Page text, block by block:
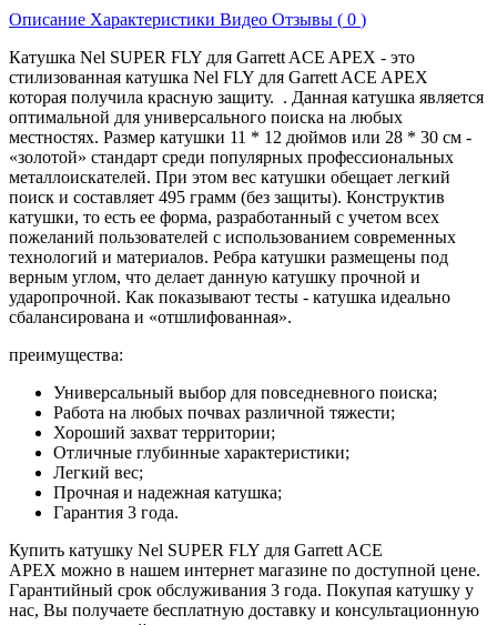
Описание Характеристики Видео Отзывы ( 0 )
Катушка Nel SUPER FLY для Garrett ACE APEX - это
стилизованная катушка Nel FLY для Garrett ACE APEX
которая получила красную защиту. . Данная катушка является
оптимальной для универсального поиска на любых
местностях. Размер катушки 11 * 12 дюймов или 28 * 30 см -
«золотой» стандарт среди популярных профессиональных
металлоискателей. При этом вес катушки обещает легкий
поиск и составляет 495 грамм (без защиты). Конструктив
катушки, то есть ее форма, разработанный с учетом всех
пожеланий пользователей с использованием современных
технологий и материалов. Ребра катушки размещены под
верным углом, что делает данную катушку прочной и
ударопрочной. Как показывают тесты - катушка идеально
сбалансирована и «отшлифованная».
преимущества:
Универсальный выбор для повседневного поиска;
Работа на любых почвах различной тяжести;
Хороший захват территории;
Отличные глубинные характеристики;
Легкий вес;
Прочная и надежная катушка;
Гарантия 3 года.
Купить катушку Nel SUPER FLY для Garrett ACE
APEX можно в нашем интернет магазине по доступной цене.
Гарантийный срок обслуживания 3 года. Покупая катушку у
нас, Вы получаете бесплатную доставку и консультационную